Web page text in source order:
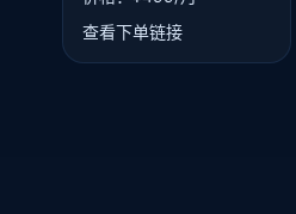
查看下单链接